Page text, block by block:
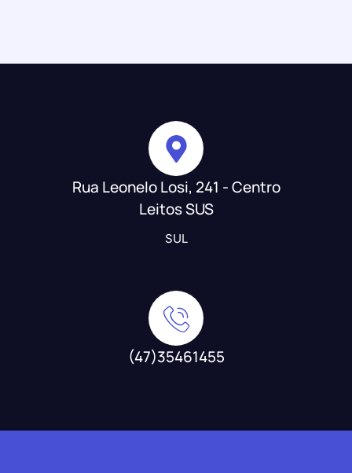
Rua Leonelo Losi, 241 - Centro
Leitos SUS
SUL
(47)35461455